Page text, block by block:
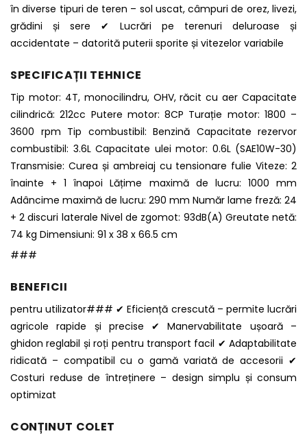
în diverse tipuri de teren – sol uscat, câmpuri de orez, livezi,
grădini și sere ✔ Lucrări pe terenuri deluroase și
accidentate – datorită puterii sporite și vitezelor variabile
SPECIFICAȚII TEHNICE
Tip motor: 4T, monocilindru, OHV, răcit cu aer Capacitate
cilindrică: 212cc Putere motor: 8CP Turație motor: 1800 –
3600 rpm Tip combustibil: Benzină Capacitate rezervor
combustibil: 3.6L Capacitate ulei motor: 0.6L (SAE10W-30)
Transmisie: Curea și ambreiaj cu tensionare fulie Viteze: 2
înainte + 1 înapoi Lățime maximă de lucru: 1000 mm
Adâncime maximă de lucru: 290 mm Număr lame freză: 24
+ 2 discuri laterale Nivel de zgomot: 93dB(A) Greutate netă:
74 kg Dimensiuni: 91 x 38 x 66.5 cm
###
BENEFICII
pentru utilizator### ✔ Eficiență crescută – permite lucrări
agricole rapide și precise ✔ Manervabilitate ușoară –
ghidon reglabil și roți pentru transport facil ✔ Adaptabilitate
ridicată – compatibil cu o gamă variată de accesorii ✔
Costuri reduse de întreținere – design simplu și consum
optimizat
CONȚINUT COLET